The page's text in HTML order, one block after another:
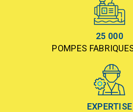
25 000
POMPES
EXPERTISE